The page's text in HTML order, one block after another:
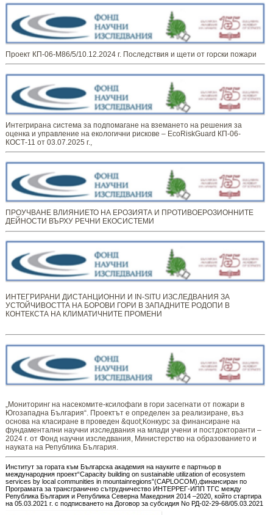
Проект КП-06-М86/5/10.12.2024 г. Последствия и щети от горски пожари
Интегрирана система за подпомагане на вземането на решения за
оценка и управление на екологични рискове – EcoRiskGuard КП-06-
КОСТ-11 от 03.07.2025 г.,
ПРОУЧВАНЕ ВЛИЯНИЕТО НА ЕРОЗИЯТА И ПРОТИВОЕРОЗИОННИТЕ
ДЕЙНОСТИ ВЪРХУ РЕЧНИ ЕКОСИСТЕМИ
ИНТЕГРИРАНИ ДИСТАНЦИОННИ И IN-SITU ИЗСЛЕДВАНИЯ ЗА
УСТОЙЧИВОСТТА НА БОРОВИ ГОРИ В ЗАПАДНИТЕ РОДОПИ В
КОНТЕКСТА НА КЛИМАТИЧНИТЕ ПРОМЕНИ
„Мониторинг ​​​на ​​насекомите-ксилофаги в гори засегнати от пожари в
Югозападна България“. Проектът е определен за реализиране, въз
основа на класиране в проведен &quot;Конкурс за финансиране на
фундаментални научни изследвания на млади учени и постдокторанти –
2024 г. от Фонд научни изследвания, Министерство на образованието и
науката на Република България.
Институт за гората към Българска академия на науките е партньор в
международния проект“Capacity building on sustainable utilization of ecosystem
services by local communities in mountainregions”(CAPLOCOM),финансиран по
Програмата за трансгранично сътрудничество ИНТЕРРЕГ-ИПП ТГС между
Република България и Република Северна Македония 2014 –2020, който стартира
на 05.03.2021 г. с подписването на Договор за субсидия No РД-02-29-68/05.03.2021